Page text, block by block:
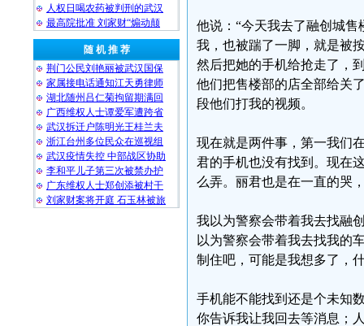
人权日喝农药被判刑的武汉
最高院批准 刘家财“煽动颠
随 机 推 荐
荆门公民刘艳丽被武汉国保
家属接电话通知江天勇律师
湖北随州吕仁菊拘留期满回
广西维权人士谭爱军遭跨省
武汉拆迁户陈明光王桂兰夫
浙江台州多位民众在巡视组
武汉疫情失控 中部战区协助
李和平儿子第三次被禁办护
广东维权人士郑创添被村干
刘家财案将开庭 石玉林被旅
他说：“今天我去了融创城
我，也被踹了一脚，就是被
然后把她的手机给抢走了，
他们把售楼部的店全部给关
段他们打我的视频。
现在就是两件事，第一我们
君的手机也没有找到。现在
么弄。丽君也是在一直的哭
我以为警察会带着我去找融
以为警察会带着我去找我的
制住吧，可能是我想多了，
手机能不能找到还是个未知
你告诉我让我回去等消息；